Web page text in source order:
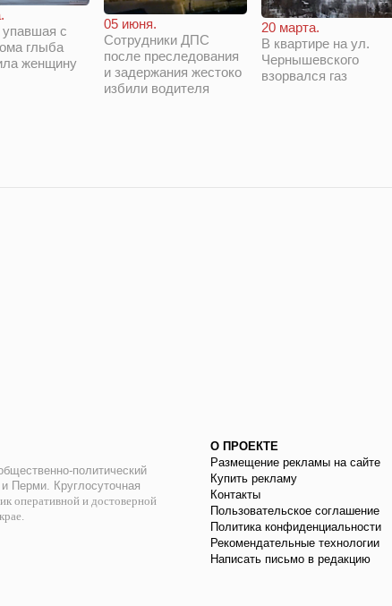
с
глыба
женщину
05 июня.
Сотрудники ДПС
после преследования
и задержания жестоко
избили водителя
20 марта.
В квартире на ул.
Чернышевского
взорвался газ
политический
Перми. Круглосуточная
оперативной и достоверной
О ПРОЕКТЕ
Размещение рекламы на сайте
Купить рекламу
Контакты
Пользовательское соглашение
Политика конфиденциальности
Рекомендательные технологии
Написать письмо в редакцию